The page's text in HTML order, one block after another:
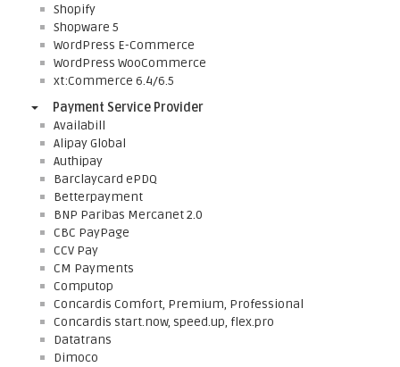
Shopify
Shopware 5
WordPress E-Commerce
WordPress WooCommerce
xt:Commerce 6.4/6.5
Payment Service Provider
Availabill
Alipay Global
Authipay
Barclaycard ePDQ
Betterpayment
BNP Paribas Mercanet 2.0
CBC PayPage
CCV Pay
CM Payments
Computop
Concardis Comfort, Premium, Professional
Concardis start.now, speed.up, flex.pro
Datatrans
Dimoco